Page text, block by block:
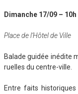
Dimanche 17/09 – 10h
Place de l’Hôtel de Ville
Balade guidée inédite
ruelles du centre-ville.
Entre faits